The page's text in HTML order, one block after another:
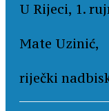
U Rijeci, 1.
Mate Uzinić,
riječki